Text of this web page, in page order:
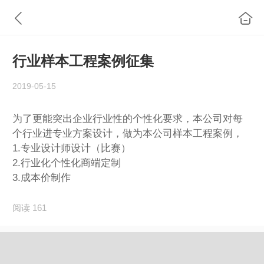
行业样本工程案例征集
2019-05-15
为了更能突出企业行业性的个性化要求，本公司对每
个行业进专业方案设计，做为本公司样本工程案例，
1.专业设计师设计（比赛）
2.行业化个性化商端定制
3.成本价制作
阅读 161